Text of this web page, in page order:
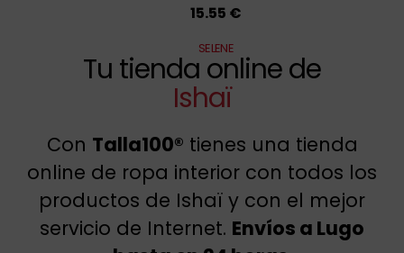
15.55 €
SELENE
Tu tienda online de
Ishaï
Con Talla100® tienes una tienda
online de ropa interior con todos los
productos de Ishaï y con el mejor
servicio de Internet. Envíos a Lugo